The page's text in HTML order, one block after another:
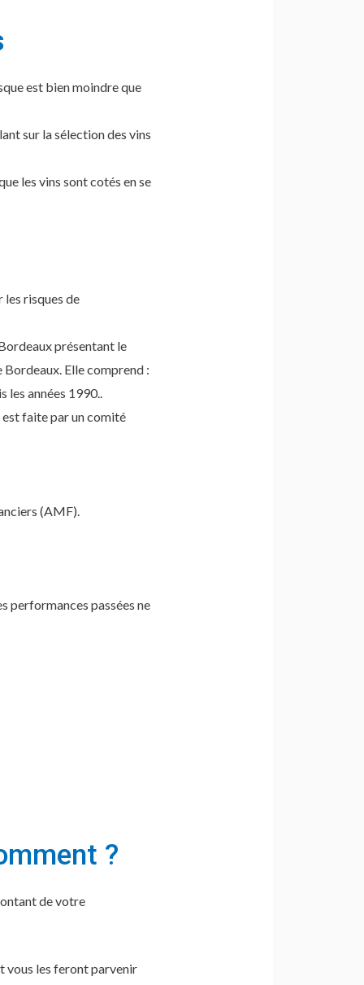
est bien moindre que
sur la sélection des vins
les vins sont cotés en se
risques de
présentant le
Elle comprend :
les années 1990..
faite par un comité
(AMF).
performances passées ne
?
de votre
vous les feront parvenir